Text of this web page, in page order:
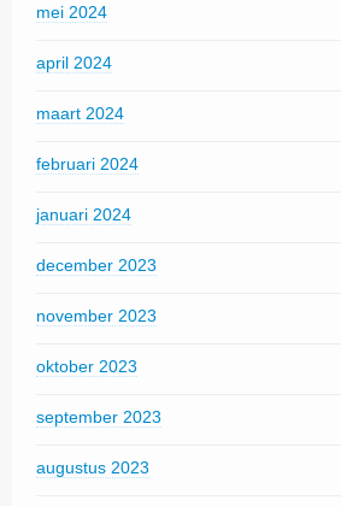
mei 2024
april 2024
maart 2024
februari 2024
januari 2024
december 2023
november 2023
oktober 2023
september 2023
augustus 2023